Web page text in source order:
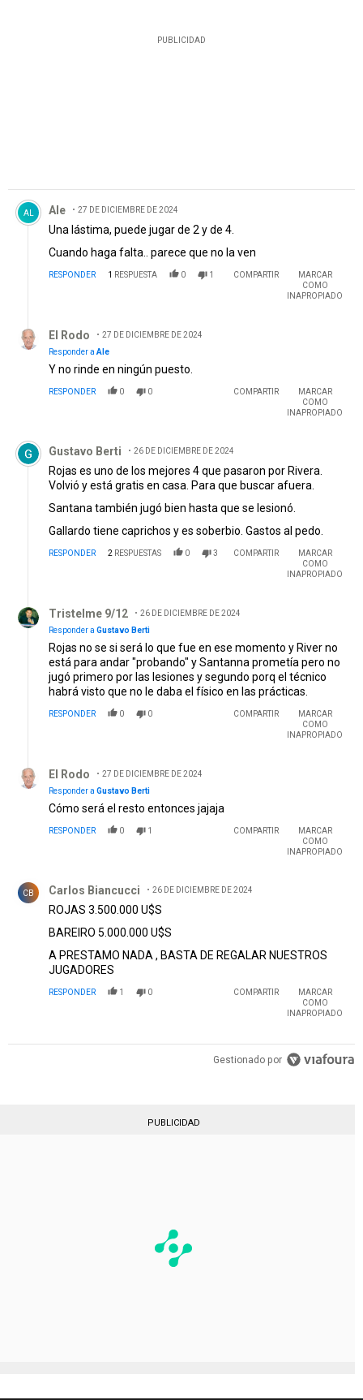
PUBLICIDAD
Comentario de Ale.
AL Ale 27 DE DICIEMBRE DE 2024
Una lástima, puede jugar de 2 y de 4.
Cuando haga falta.. parece que no la ven
RESPONDER 1 RESPUESTA 0 1 COMPARTIR
MARCAR
COMO
INAPROPIADO
El Rodo
27 DE DICIEMBRE DE 2024
Responder a Ale
Y no rinde en ningún puesto.
RESPONDER 0 0 COMPARTIR
MARCAR
COMO
INAPROPIADO
Comentario de Gustavo Berti.
Gustavo Berti 26 DE DICIEMBRE DE 2024
Rojas es uno de los mejores 4 que pasaron por Rivera.
Volvió y está gratis en casa. Para que buscar afuera.
Santana también jugó bien hasta que se lesionó.
Gallardo tiene caprichos y es soberbio. Gastos al pedo.
RESPONDER 2 RESPUESTAS 0 3 COMPARTIR
MARCAR
COMO
INAPROPIADO
Tristelme 9/12
26 DE DICIEMBRE DE 2024
Responder a Gustavo Berti
Rojas no se si será lo que fue en ese momento y River no
está para andar "probando" y Santanna prometía pero no
jugó primero por las lesiones y segundo porq el técnico
habrá visto que no le daba el físico en las prácticas.
RESPONDER 0 0 COMPARTIR
MARCAR
COMO
INAPROPIADO
El Rodo
27 DE DICIEMBRE DE 2024
Responder a Gustavo Berti
Cómo será el resto entonces jajaja
RESPONDER 0 1 COMPARTIR
MARCAR
COMO
INAPROPIADO
CB Carlos Biancucci 26 DE DICIEMBRE DE 2024
ROJAS 3.500.000 U$S
BAREIRO 5.000.000 U$S
A PRESTAMO NADA , BASTA DE REGALAR NUESTROS
JUGADORES
RESPONDER 1 0 COMPARTIR
MARCAR
COMO
INAPROPIADO
Gestionado por
PUBLICIDAD